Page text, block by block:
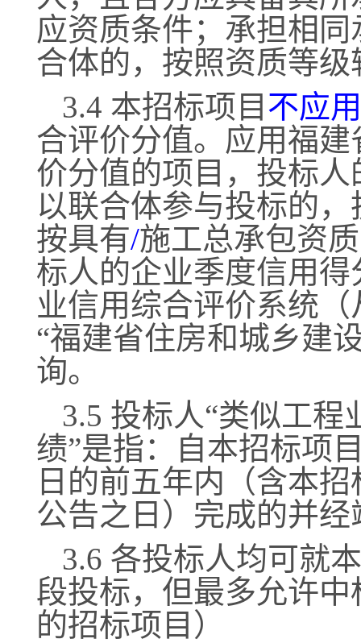
应资质条件；承担相
合体的，按照资质等
3.4 本招标项目 不应用
合评价分值。应用福
价分值的项目，投标
以联合体参与投标的
按具有/施工总承包资
标人的企业季度信用
业信用综合评价系统
“福建省住房和城乡建
询。
3.5 投标人“类似工程
绩”是指：自本招标项
日的前五年内（含本
公告之日）完成的并
3.6 各投标人均可就
段投标，但最多允许中
的招标项目）